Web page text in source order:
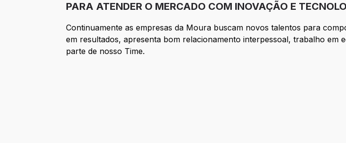
PARA ATENDER O MERCADO COM INOVAÇÃO E
Continuamente as empresas da Moura buscam novos talentos para
em resultados, apresenta bom relacionamento interpessoal, trabalho
parte de nosso Time.